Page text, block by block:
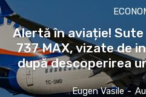
Alertă în aviație!
737 MAX, vizate de
după descoperirea
Eugen Vasile -